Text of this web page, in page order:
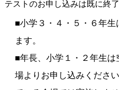
テストのお申し込みは既に終
■小学３・４・５・６年
ます。
■年長、小学１・２年生
場よりお申し込みくださ